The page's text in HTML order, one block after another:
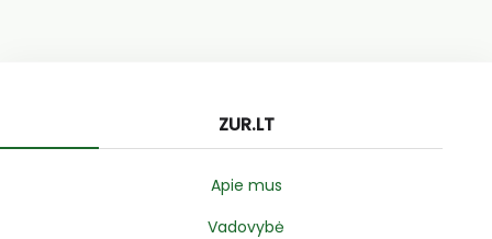
ZUR.LT
Apie mus
Vadovybė